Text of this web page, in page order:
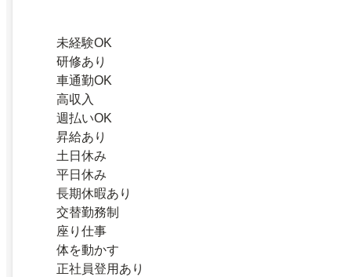
未経験OK
研修あり
車通勤OK
高収入
週払いOK
昇給あり
土日休み
平日休み
長期休暇あり
交替勤務制
座り仕事
体を動かす
正社員登用あり